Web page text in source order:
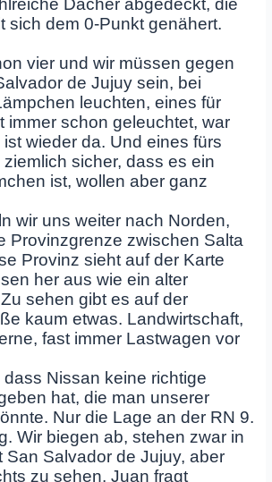
Dächer abgedeckt, die
sich dem 0-Punkt genähert.
vier und wir müssen gegen
de Jujuy sein, bei
leuchten, eines für
immer schon geleuchtet, war
ist wieder da. Und eines fürs
sicher, dass es ein
ist, wollen aber ganz
wir uns weiter nach Norden,
Provinzgrenze zwischen Salta
Provinz sieht auf der Karte
her aus wie ein alter
sehen gibt es auf der
kaum etwas. Landwirtschaft,
fast immer Lastwagen vor
dass Nissan keine richtige
hat, die man unserer
Nur die Lage an der RN 9.
Wir biegen ab, stehen zwar in
San Salvador de Jujuy, aber
zu sehen. Juan fragt